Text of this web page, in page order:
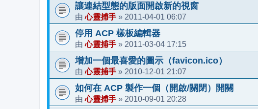
讓連結型態的版面開啟新的視窗
由心靈捕手 » 2011-04-01 06:07
停用 ACP 樣板編輯器
由心靈捕手 » 2011-03-04 17:15
增加一個最喜愛的圖示（favicon.ico）
由心靈捕手 » 2010-12-01 21:07
如何在 ACP 製作一個（開啟/關閉）開關
由心靈捕手 » 2010-09-01 20:28